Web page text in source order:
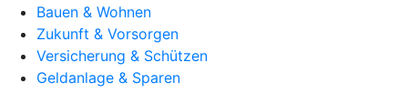
Bauen & Wohnen
Zukunft & Vorsorgen
Versicherung & Schützen
Geldanlage & Sparen